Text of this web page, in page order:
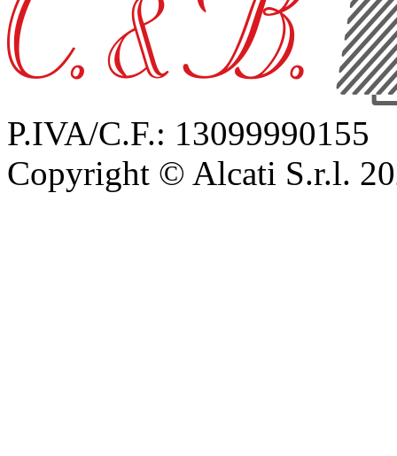
P.IVA/C.F.: 13099990155
Copyright © Alcati S.r.l.